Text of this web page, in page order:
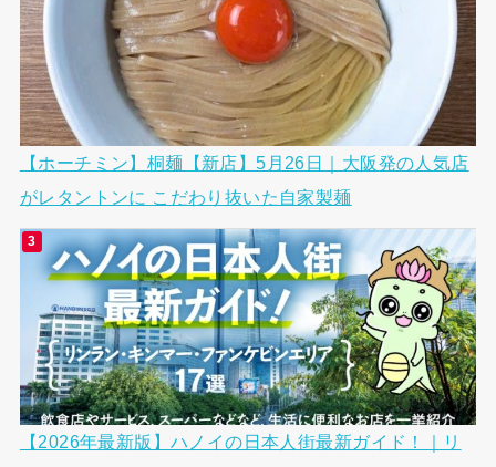
【ホーチミン】桐麺【新店】5月26日｜大阪発の人気店
がレタントンに こだわり抜いた自家製麺
【2026年最新版】ハノイの日本人街最新ガイド！｜リ